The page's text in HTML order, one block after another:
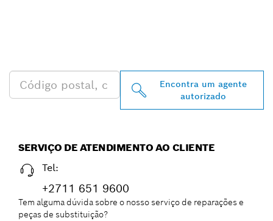
Encontra um agente
autorizado
SERVIÇO DE ATENDIMENTO AO CLIENTE
Tel:
+2711 651 9600
Tem alguma dúvida sobre o nosso serviço de reparações e
peças de substituição?